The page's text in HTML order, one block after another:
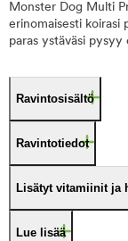
Monster Dog Multi
erinomaisesti koirasi
paras ystäväsi
Ravintosisältö
Ravintotiedot
Lisätyt vitamiinit ja
Lue lisää